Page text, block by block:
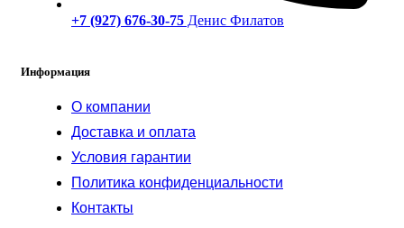
+7 (927) 676-30-75 Денис Филатов
Информация
О компании
Доставка и оплата
Условия гарантии
Политика конфиденциальности
Контакты